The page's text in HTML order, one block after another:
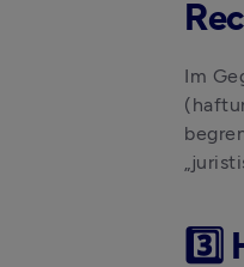
Im
3️⃣